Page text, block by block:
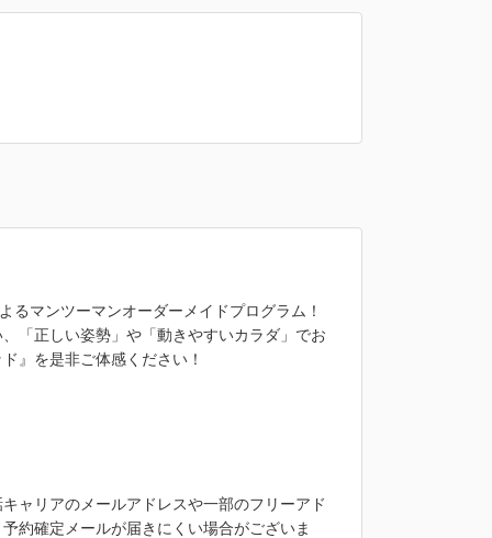
るマンツーマンオーダーメイドプログラム！
「正しい姿勢」や「動きやすいカラダ」でお
』を是非ご体感ください！
ャリアのメールアドレスや一部のフリーアド
約確定メールが届きにくい場合がございま